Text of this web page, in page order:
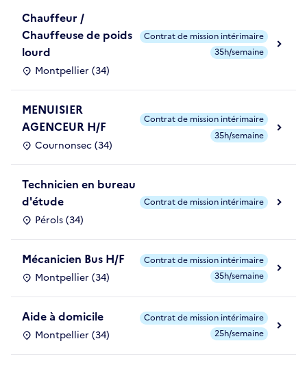
Chauffeur /
Chauffeuse de poids
lourd
Montpellier (34)
Contrat de mission intérimaire
35h/semaine
MENUISIER
AGENCEUR H/F
Cournonsec (34)
Contrat de mission intérimaire
35h/semaine
Technicien en bureau
d'étude
Pérols (34)
Contrat de mission intérimaire
Mécanicien Bus H/F
Montpellier (34)
Contrat de mission intérimaire
35h/semaine
Aide à domicile
Montpellier (34)
Contrat de mission intérimaire
25h/semaine